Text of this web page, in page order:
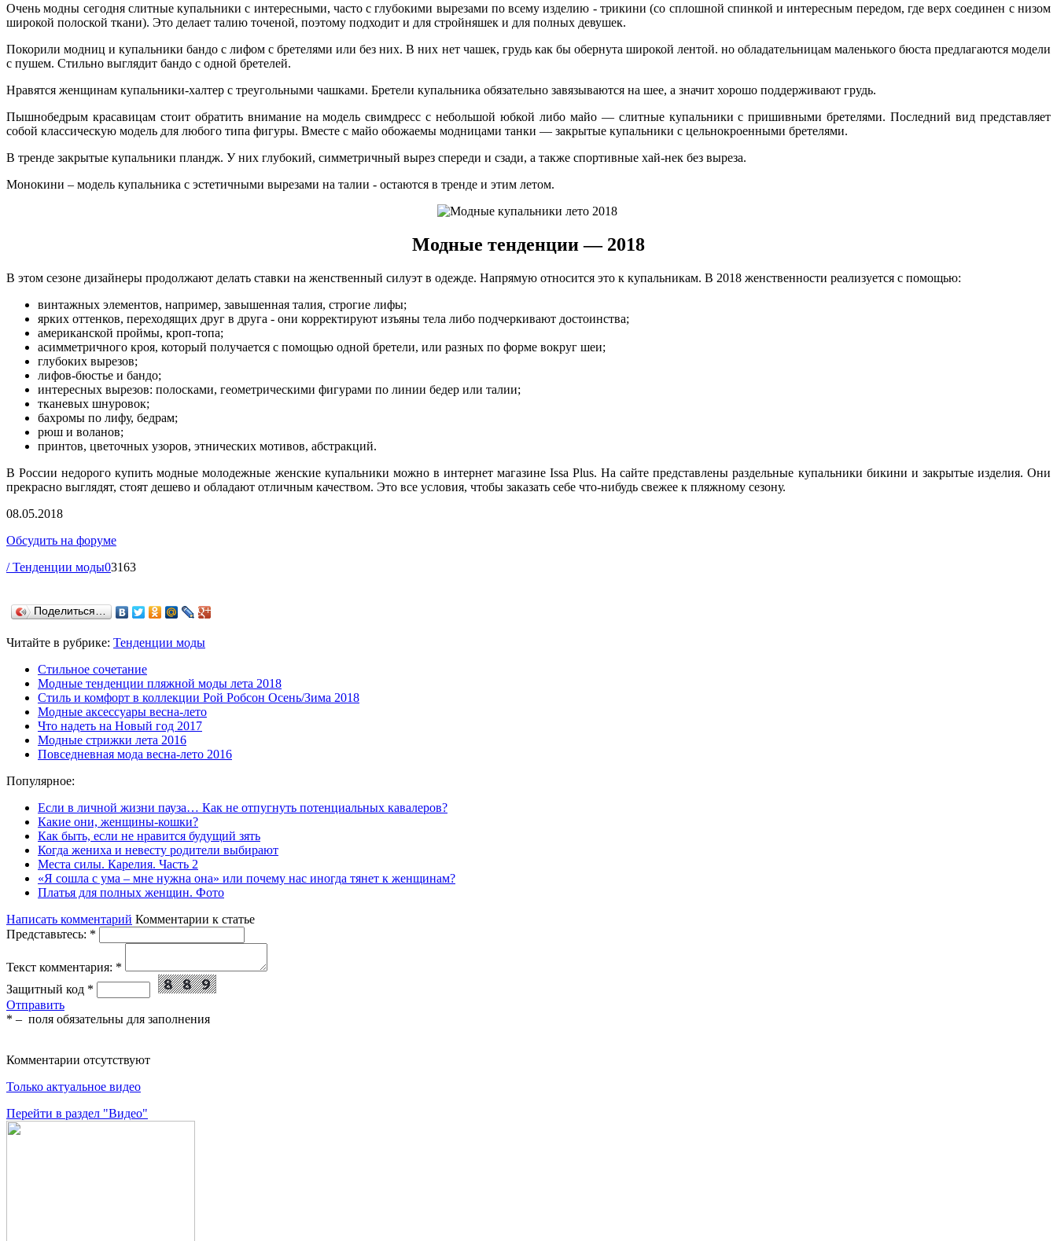
Очень модны сегодня слитные купальники с интересными, часто с глубокими вырезами по всему изделию - трикини (со сплошной спинкой и интересным передом, где верх соединен с низом
широкой полоской ткани). Это делает талию точеной, поэтому подходит и для стройняшек и для полных девушек.
Покорили модниц и купальники бандо с лифом с бретелями или без них. В них нет чашек, грудь как бы обернута широкой лентой. но обладательницам маленького бюста предлагаются модели
с пушем. Стильно выглядит бандо с одной бретелей.
Нравятся женщинам купальники-халтер с треугольными чашками. Бретели купальника обязательно завязываются на шее, а значит хорошо поддерживают грудь.
Пышнобедрым красавицам стоит обратить внимание на модель свимдресс с небольшой юбкой либо майо — слитные купальники с пришивными бретелями. Последний вид представляет
собой классическую модель для любого типа фигуры. Вместе с майо обожаемы модницами танки — закрытые купальники с цельнокроенными бретелями.
В тренде закрытые купальники пландж. У них глубокий, симметричный вырез спереди и сзади, а также спортивные хай-нек без выреза.
Монокини – модель купальника с эстетичными вырезами на талии - остаются в тренде и этим летом.
Модные тенденции — 2018
В этом сезоне дизайнеры продолжают делать ставки на женственный силуэт в одежде. Напрямую относится это к купальникам. В 2018 женственности реализуется с помощью:
винтажных элементов, например, завышенная талия, строгие лифы;
ярких оттенков, переходящих друг в друга - они корректируют изъяны тела либо подчеркивают достоинства;
американской проймы, кроп-топа;
асимметричного кроя, который получается с помощью одной бретели, или разных по форме вокруг шеи;
глубоких вырезов;
лифов-бюстье и бандо;
интересных вырезов: полосками, геометрическими фигурами по линии бедер или талии;
тканевых шнуровок;
бахромы по лифу, бедрам;
рюш и воланов;
принтов, цветочных узоров, этнических мотивов, абстракций.
В России недорого купить модные молодежные женские купальники можно в интернет магазине Issa Plus. На сайте представлены раздельные купальники бикини и закрытые изделия. Они
прекрасно выглядят, стоят дешево и обладают отличным качеством. Это все условия, чтобы заказать себе что-нибудь свежее к пляжному сезону.
08.05.2018
Обсудить на форуме
/ Тенденции моды03163
Поделиться…
Читайте в рубрике: Тенденции моды
Стильное сочетание
Модные тенденции пляжной моды лета 2018
Стиль и комфорт в коллекции Рой Робсон Осень/Зима 2018
Модные аксессуары весна-лето
Что надеть на Новый год 2017
Модные стрижки лета 2016
Повседневная мода весна-лето 2016
Популярное:
Если в личной жизни пауза… Как не отпугнуть потенциальных кавалеров?
Какие они, женщины-кошки?
Как быть, если не нравится будущий зять
Когда жениха и невесту родители выбирают
Места силы. Карелия. Часть 2
«Я сошла с ума – мне нужна она» или почему нас иногда тянет к женщинам?
Платья для полных женщин. Фото
Написать комментарий Комментарии к статье
Представьтесь: *
Текст комментария: *
Защитный код *
Отправить
* – поля обязательны для заполнения
Комментарии отсутствуют
Только актуальное видео
Перейти в раздел "Видео"